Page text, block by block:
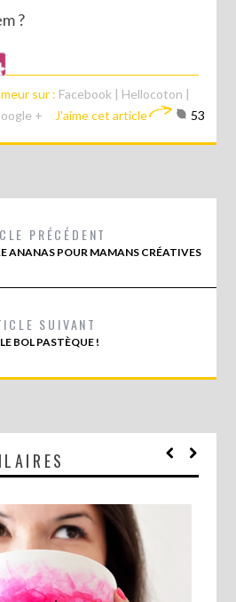
?
sur : Facebook | Hellocoton |
+ J'aime cet article 53
PRÉCÉDENT
ANANAS POUR MAMANS CRÉATIVES
SUIVANT
BOL PASTÈQUE !